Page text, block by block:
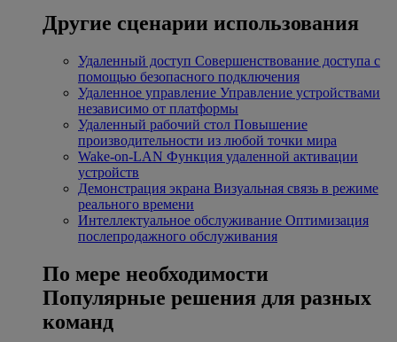
Другие сценарии использования
Удаленный доступ Совершенствование доступа с
помощью безопасного подключения
Удаленное управление Управление устройствами
независимо от платформы
Удаленный рабочий стол Повышение
производительности из любой точки мира
Wake-on-LAN Функция удаленной активации
устройств
Демонстрация экрана Визуальная связь в режиме
реального времени
Интеллектуальное обслуживание Оптимизация
послепродажного обслуживания
По мере необходимости
Популярные решения для разных
команд